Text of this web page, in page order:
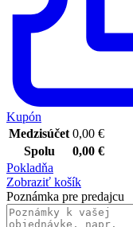
Kupón
Medzisúčet 0,00 €
Spolu
0,00 €
Pokladňa
Zobraziť košík
Poznámka pre predajcu